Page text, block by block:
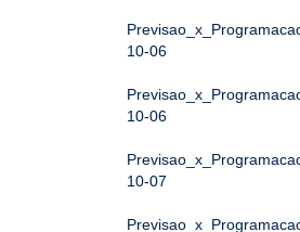
10-06
10-06
10-07